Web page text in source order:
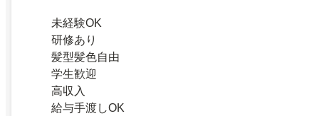
未経験OK
研修あり
髪型髪色自由
学生歓迎
高収入
給与手渡しOK